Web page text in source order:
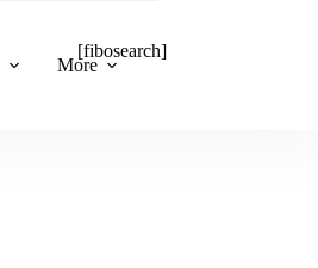
More
[fibosearch]